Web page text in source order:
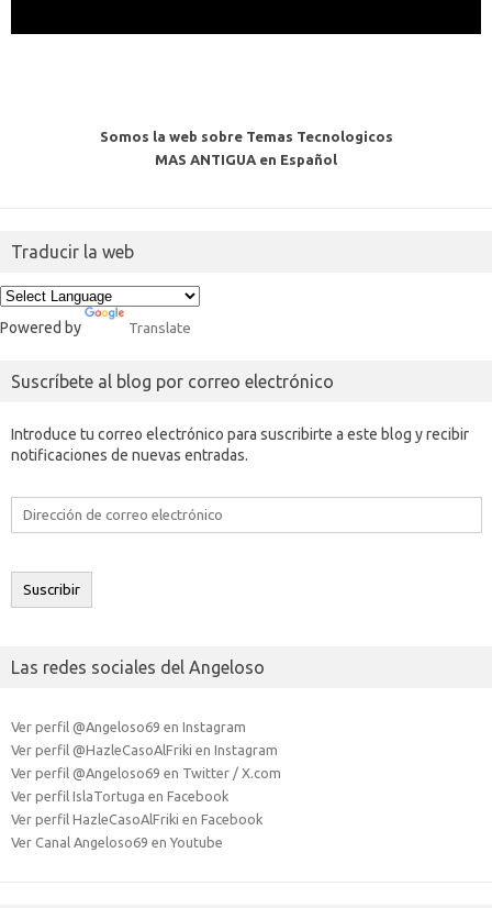
Somos la web sobre Temas Tecnologicos
MAS ANTIGUA en Español
Traducir la web
Powered by Translate
Suscríbete al blog por correo electrónico
Introduce tu correo electrónico para suscribirte a este blog y recibir
notificaciones de nuevas entradas.
Dirección
electrónico
Suscribir
Las redes sociales del Angeloso
Ver perfil @Angeloso69 en Instagram
Ver perfil @HazleCasoAlFriki en Instagram
Ver perfil @Angeloso69 en Twitter / X.com
Ver perfil IslaTortuga en Facebook
Ver perfil HazleCasoAlFriki en Facebook
Ver Canal Angeloso69 en Youtube